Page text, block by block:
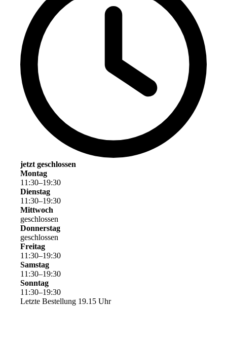
jetzt geschlossen
Montag
11 :30–19:30
Dienstag
11 :30–19:30
Mittwoch
geschlossen
Donnerstag
geschlossen
Freitag
11 :30–19:30
Samstag
11 :30–19:30
Sonntag
11 :30–19:30
Letzte Bestellung 19.15 Uhr